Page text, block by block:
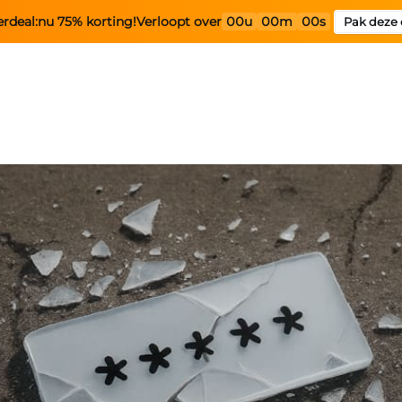
nu 75% korting!Verloopt over 00u 00m 00s Pak deze